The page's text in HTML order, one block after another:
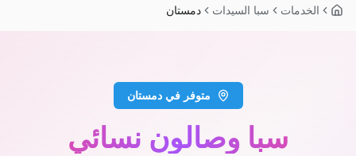
الخدمات سبا السيدات دمستان
متوفر في دمستان
سبا وصالون نسائي